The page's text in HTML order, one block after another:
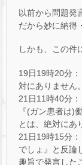
以前から問題発
だから妙に納得
しかも、この件
19日19時20分
対にありません
21日11時40分
『(ガン患者は)
とは、絶対にあ
21日19時15分
でしょ』と反論
趣旨で発言した